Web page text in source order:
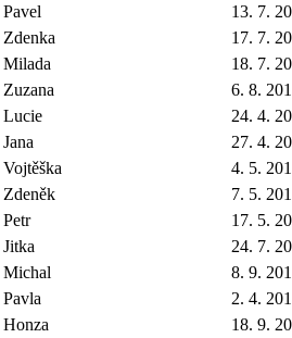
Pavel
13. 7.
Zdenka
17. 7.
Milada
18. 7.
Zuzana
6. 8.
Lucie
24. 4.
Jana
27. 4.
Vojtěška
4. 5.
Zdeněk
7. 5.
Petr
17. 5.
Jitka
24. 7.
Michal
8. 9.
Pavla
2. 4.
Honza
18. 9.